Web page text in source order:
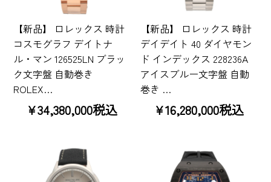
【新品】 ロレックス 時計
コスモグラフ デイトナ
ル・マン 126525LN ブラッ
ク文字盤 自動巻き
ROLEX…
¥34,380,000税込
【新品】 ロレックス 時計
デイデイト 40 ダイヤモン
ド インデックス 228236A
アイスブルー文字盤 自動
巻き …
¥16,280,000税込